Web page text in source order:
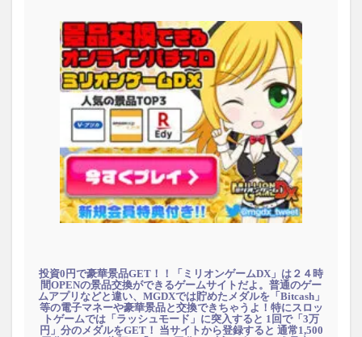
投資0円で豪華景品GET！！「ミリオンゲームDX」は２４時
間OPENの景品交換ができるゲームサイトだよ。普通のゲー
ムアプリなどと違い、MGDXでは貯めたメダルを「Bitcash」
等の電子マネーや豪華景品と交換できちゃうよ！特にスロッ
トゲームでは「ラッシュモード」に突入すると 1回で「3万
円」分のメダルをGET！ 当サイトから登録すると 通常1,500